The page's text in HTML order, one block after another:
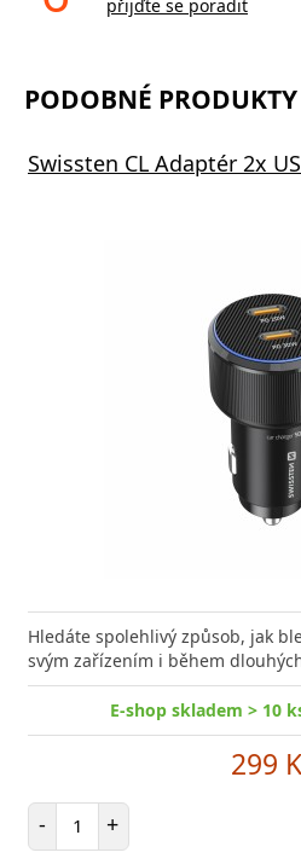
přijďte se poradit
PODOBNÉ
Swissten CL Adaptér 2x
Hledáte spolehlivý způsob, jak
svým zařízením i během
E-shop skladem > 10
299
- Počet položek
+